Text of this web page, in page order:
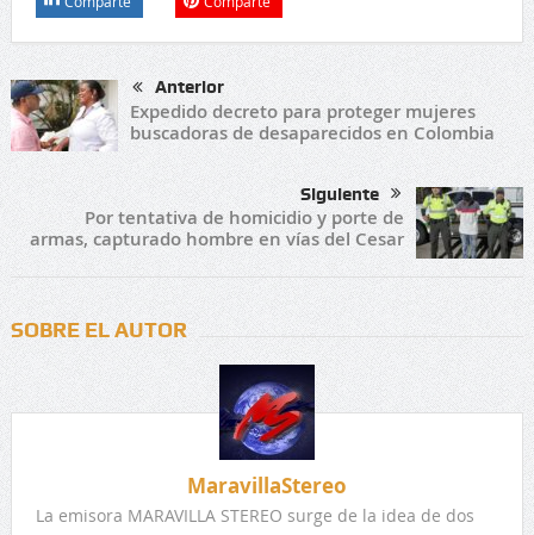
Anterior
Expedido decreto para proteger mujeres
buscadoras de desaparecidos en Colombia
Siguiente
Por tentativa de homicidio y porte de
armas, capturado hombre en vías del Cesar
SOBRE EL AUTOR
MaravillaStereo
La emisora MARAVILLA STEREO surge de la idea de dos